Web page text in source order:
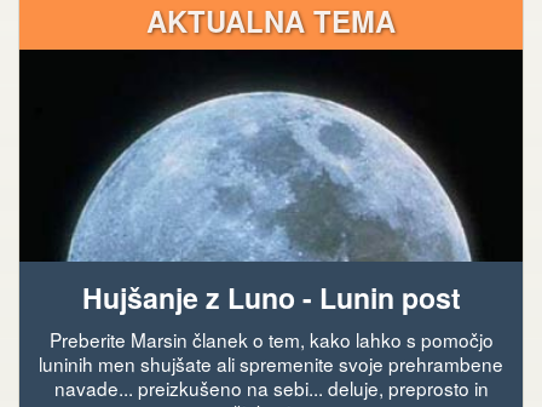
AKTUALNA TEMA
Hujšanje z Luno - Lunin post
Preberite Marsin članek o tem, kako lahko s pomočjo
luninih men shujšate ali spremenite svoje prehrambene
navade... preizkušeno na sebi... deluje, preprosto in